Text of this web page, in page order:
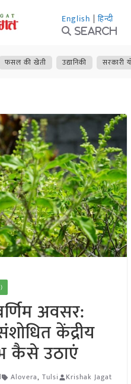
English | हिन्दी
Search
फसल की खेती उद्यानिकी सरकारी
अवसर:
केंद्रीय
कैसे उठाएं
Alovera, Tulsi Krishak Jagat